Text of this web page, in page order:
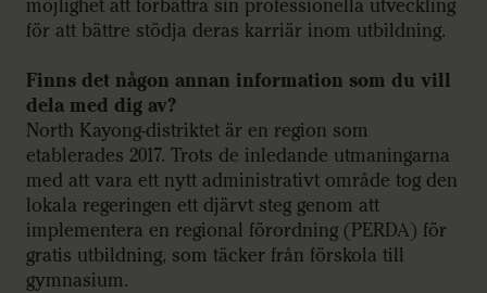
möjlighet att förbättra sin professionella utveckling
för att bättre stödja deras karriär inom utbildning.
Finns det någon annan information som du vill
dela med dig av?
North Kayong-distriktet är en region som
etablerades 2017. Trots de inledande utmaningarna
med att vara ett nytt administrativt område tog den
lokala regeringen ett djärvt steg genom att
implementera en regional förordning (PERDA) för
gratis utbildning, som täcker från förskola till
gymnasium.